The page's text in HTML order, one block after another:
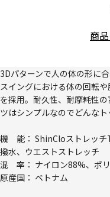
商
3Dパターンで人の体の形に
スイングにおける体の回転
を採用。耐久性、耐摩耗性
ツはシンプルなのでどんなト
機 能： ShinCloストレッチ
撥水、ウエストストレッチ
混 率： ナイロン88%、ポ
原産国： ベトナム